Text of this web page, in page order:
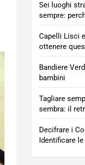
Sei luoghi
sempre:
Capelli Lisci
ottenere
Bandiere
bambini
Tagliare
sembra: il
Decifrare i
Identificare